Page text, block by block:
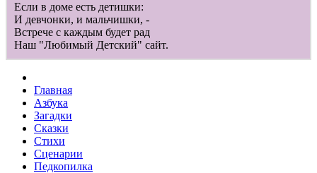
Если в доме есть детишки:
И девчонки, и мальчишки, -
Встрече с каждым будет рад
Наш "Любимый Детский" сайт.
Главная
Азбука
Загадки
Сказки
Стихи
Сценарии
Педкопилка